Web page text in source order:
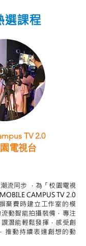
選課程
TV 2.0
電視台
流同步 ，為「校園電視
CAMPUS TV 2.0
棄費時建立工作室的模
動智能拍攝裝備，專注
潛能輕鬆發揮，感受創
推動持續表達創想的動